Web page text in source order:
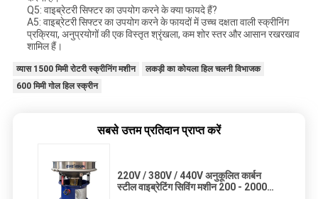
Q5: वाइब्रेटरी सिफ्टर का उपयोग करने के क्या फायदे हैं?
A5: वाइब्रेटरी सिफ्टर का उपयोग करने के फायदों में उच्च दक्षता वाली स्क्रीनिंग
प्रक्रिया, अनुप्रयोगों की एक विस्तृत श्रृंखला, कम शोर स्तर और आसान रखरखाव
शामिल हैं।
व्यास 1500 मिमी रोटरी स्क्रीनिंग मशीन
लकड़ी का कोयला हिल चलनी विभाजक
600 मिमी गोल हिल स्क्रीन
सबसे उत्तम प्रतिदान प्राप्त करें
220V / 380V / 440V अनुकूलित कार्बन
स्टील वाइब्रेटिंग सिविंग मशीन 200 - 2000